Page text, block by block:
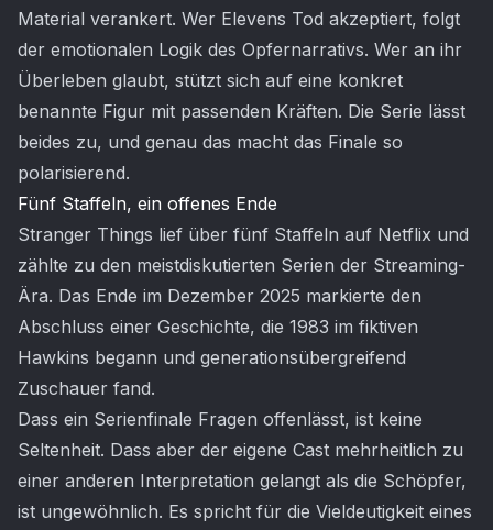
Material verankert. Wer Elevens Tod akzeptiert, folgt
der emotionalen Logik des Opfernarrativs. Wer an ihr
Überleben glaubt, stützt sich auf eine konkret
benannte Figur mit passenden Kräften. Die Serie lässt
beides zu, und genau das macht das Finale so
polarisierend.
Fünf Staffeln, ein offenes Ende
Stranger Things lief über fünf Staffeln auf Netflix und
zählte zu den meistdiskutierten Serien der Streaming-
Ära. Das Ende im Dezember 2025 markierte den
Abschluss einer Geschichte, die 1983 im fiktiven
Hawkins begann und generationsübergreifend
Zuschauer fand.
Dass ein Serienfinale Fragen offenlässt, ist keine
Seltenheit. Dass aber der eigene Cast mehrheitlich zu
einer anderen Interpretation gelangt als die Schöpfer,
ist ungewöhnlich. Es spricht für die Vieldeutigkeit eines